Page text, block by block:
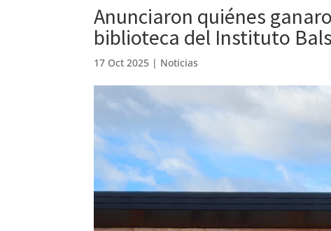
Anunciaron quiénes
biblioteca del Instituto
17 Oct 2025 | Noticias